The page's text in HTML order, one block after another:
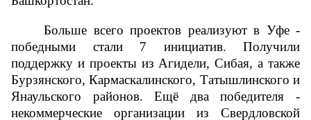
Больше всего проектов реализуют в Уфе -
победными стали 7 инициатив. Получили
поддержку и проекты из Агидели, Сибая, а также
Бурзянского, Кармаскалинского, Татышлинского и
Янаульского районов. Ещё два победителя -
некоммерческие организации из Свердловской